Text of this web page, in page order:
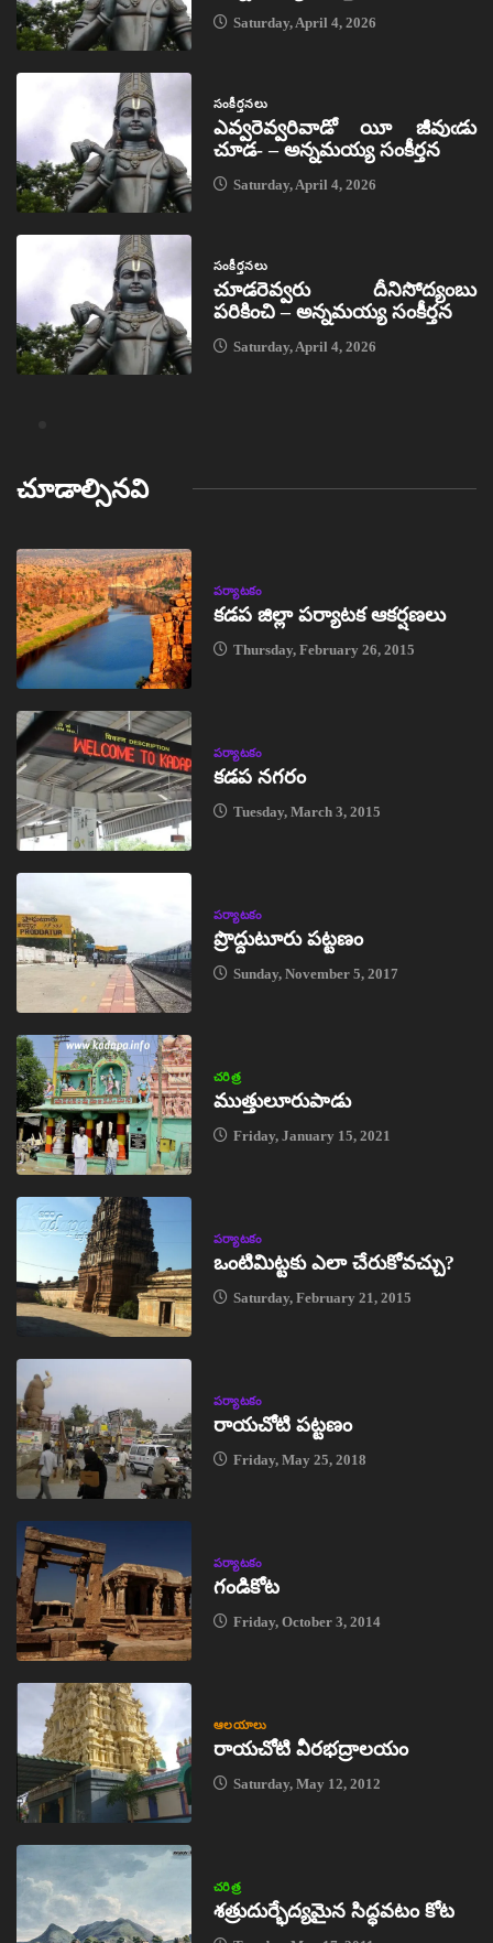
Saturday, April 4, 2026
సంకీర్తనలు
ఎవ్వరెవ్వరివాడో యీ జీవుఁడు
చూడ- – అన్నమయ్య సంకీర్తన
Saturday, April 4, 2026
సంకీర్తనలు
చూడరెవ్వరు దీనిసోద్యంబు
పరికించి – అన్నమయ్య సంకీర్తన
Saturday, April 4, 2026
చూడాల్సినవి
పర్యాటకం
కడప జిల్లా పర్యాటక ఆకర్షణలు
Thursday, February 26, 2015
పర్యాటకం
కడప నగరం
Tuesday, March 3, 2015
పర్యాటకం
ప్రొద్దుటూరు పట్టణం
Sunday, November 5, 2017
చరిత్ర
ముత్తులూరుపాడు
Friday, January 15, 2021
పర్యాటకం
ఒంటిమిట్టకు ఎలా చేరుకోవచ్చు?
Saturday, February 21, 2015
పర్యాటకం
రాయచోటి పట్టణం
Friday, May 25, 2018
పర్యాటకం
గండికోట
Friday, October 3, 2014
ఆలయాలు
రాయచోటి వీరభద్రాలయం
Saturday, May 12, 2012
చరిత్ర
శత్రుదుర్భేద్యమైన సిద్ధవటం కోట